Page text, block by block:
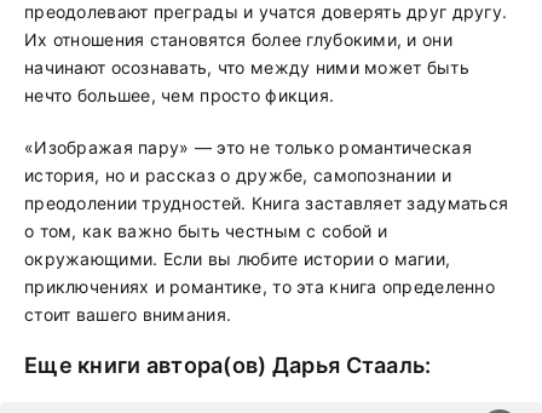
преодолевают преграды и учатся доверять друг другу.
Их отношения становятся более глубокими, и они
начинают осознавать, что между ними может быть
нечто большее, чем просто фикция.
«Изображая пару» — это не только романтическая
история, но и рассказ о дружбе, самопознании и
преодолении трудностей. Книга заставляет задуматься
о том, как важно быть честным с собой и
окружающими. Если вы любите истории о магии,
приключениях и романтике, то эта книга определенно
стоит вашего внимания.
Еще книги автора(ов) Дарья Стааль: